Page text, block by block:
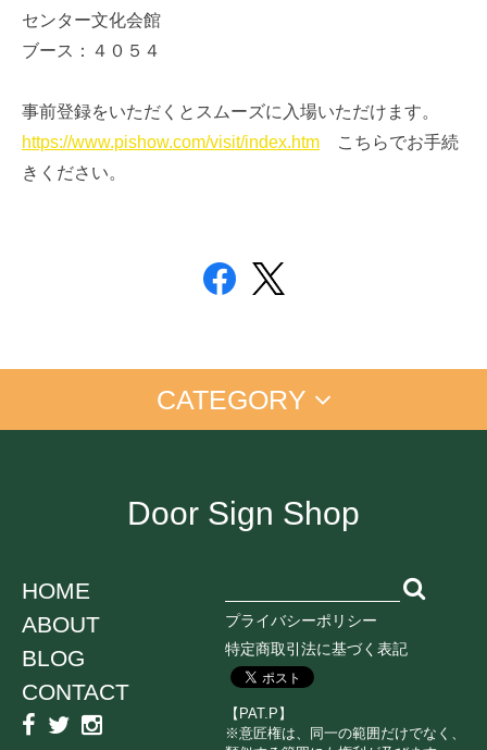
センター文化会館
ブース：４０５４
事前登録をいただくとスムーズに入場いただけます。
https://www.pishow.com/visit/index.htm こちらでお手続
きください。
CATEGORY
アイム ドラえもん 手書きプレート
お仕事に 店舗向け ご自宅に
消毒・衛生 子育て
ミュージック スポーツ エンジョイ系
Door Sign Shop
HOME
ABOUT
BLOG
CONTACT
プライバシーポリシー
特定商取引法に基づく表記
【PAT.P】
※意匠権は、同一の範囲だけでなく、